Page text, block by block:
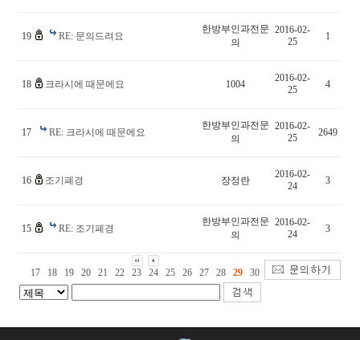
19 RE: 문의드려요
한방부인과전문
의
2016-02-
25
1
18 크라시에 때문에요 1004
2016-02-
25
4
17 RE: 크라시에 때문에요
한방부인과전문
의
2016-02-
25
2649
16 조기폐경 장정란
2016-02-
24
3
15 RE: 조기폐경
한방부인과전문
의
2016-02-
24
3
17 18 19 20 21 22 23 24 25 26 27 28 29 30